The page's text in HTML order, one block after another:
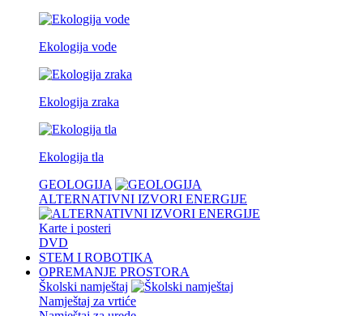
Ekologija vode
Ekologija zraka
Ekologija tla
GEOLOGIJA
ALTERNATIVNI IZVORI ENERGIJE
Karte i posteri
DVD
STEM I ROBOTIKA
OPREMANJE PROSTORA
Školski namještaj
Namještaj za vrtiće